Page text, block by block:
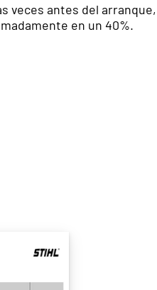
veces antes del
en un 40%.